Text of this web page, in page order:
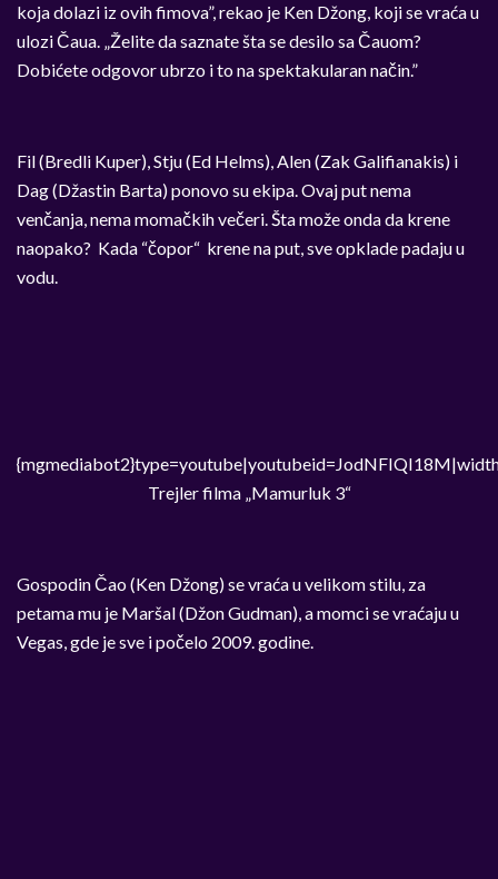
koja dolazi iz ovih fimova”, rekao je Ken Džong, koji se vraća u
ulozi Čaua. „Želite da saznate šta se desilo sa Čauom?
Dobićete odgovor ubrzo i to na spektakularan način.”
Fil (Bredli Kuper), Stju (Ed Helms), Alen (Zak Galifianakis) i
Dag (Džastin Barta) ponovo su ekipa. Ovaj put nema
venčanja, nema momačkih večeri. Šta može onda da krene
naopako? Kada “čopor“ krene na put, sve opklade padaju u
vodu.
Trejler filma „Mamurluk 3“
Gospodin Čao (Ken Džong) se vraća u velikom stilu, za
petama mu je Maršal (Džon Gudman), a momci se vraćaju u
Vegas, gde je sve i počelo 2009. godine.